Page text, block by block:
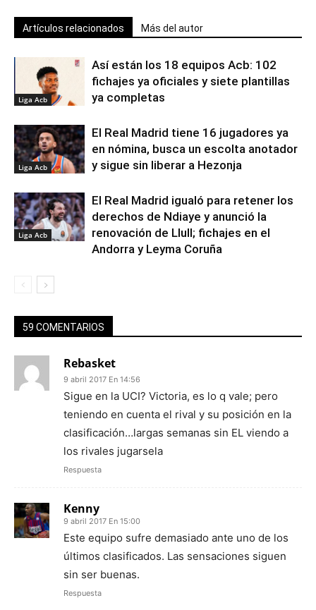
Artículos relacionados Más del autor
Liga Acb
Así están los 18 equipos Acb: 102
fichajes ya oficiales y siete plantillas
ya completas
Liga Acb
El Real Madrid tiene 16 jugadores ya
en nómina, busca un escolta anotador
y sigue sin liberar a Hezonja
Liga Acb
El Real Madrid igualó para retener los
derechos de Ndiaye y anunció la
renovación de Llull; fichajes en el
Andorra y Leyma Coruña
59 COMENTARIOS
Rebasket
9 abril 2017 En 14:56
Sigue en la UCI? Victoria, es lo q vale; pero
teniendo en cuenta el rival y su posición en la
clasificación…largas semanas sin EL viendo a
los rivales jugarsela
Respuesta
Kenny
9 abril 2017 En 15:00
Este equipo sufre demasiado ante uno de los
últimos clasificados. Las sensaciones siguen
sin ser buenas.
Respuesta